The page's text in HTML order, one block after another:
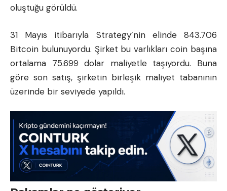
oluştuğu görüldü.
31 Mayıs itibarıyla Strategy’nin elinde 843.706
Bitcoin bulunuyordu. Şirket bu varlıkları coin başına
ortalama 75.699 dolar maliyetle taşıyordu. Buna
göre son satış, şirketin birleşik maliyet tabanının
üzerinde bir seviyede yapıldı.